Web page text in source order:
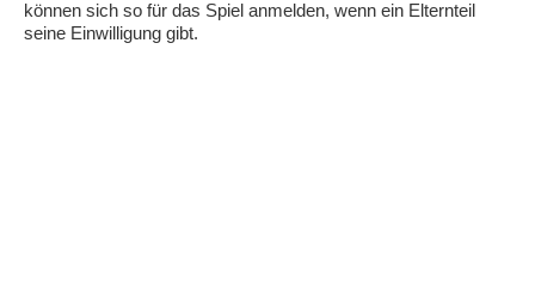
können sich so für das Spiel anmelden, wenn ein Elternteil
seine Einwilligung gibt.